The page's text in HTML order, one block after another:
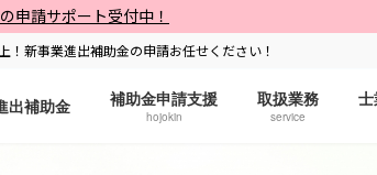
申請サポート受付中！
新事業進出補助金の申請お任せください！
出補助金 補助金申請支援
hojokin
取扱業務
service